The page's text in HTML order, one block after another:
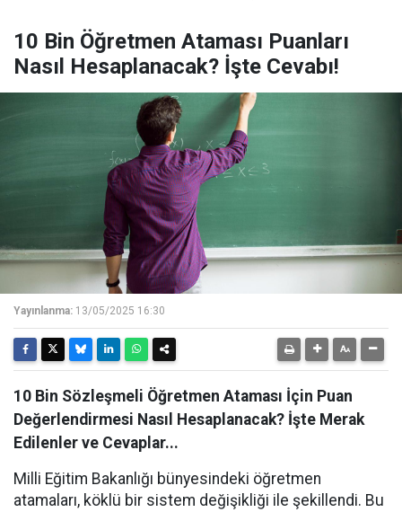
10 Bin Öğretmen Ataması Puanları
Nasıl Hesaplanacak? İşte Cevabı!
Yayınlanma: 13/05/2025 16:30
10 Bin Sözleşmeli Öğretmen Ataması İçin Puan
Değerlendirmesi Nasıl Hesaplanacak? İşte Merak
Edilenler ve Cevaplar...
Milli Eğitim Bakanlığı bünyesindeki öğretmen
atamaları, köklü bir sistem değişikliği ile şekillendi. Bu